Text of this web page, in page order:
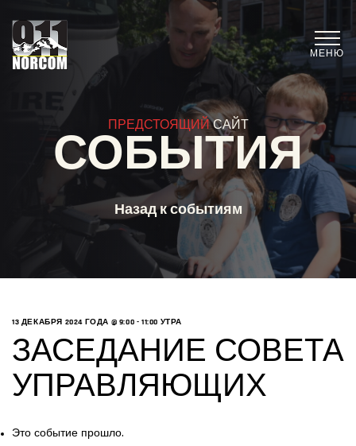
МЕНЮ
ПРЕДСТОЯЩИЙСАЙТ
СОБЫТИЯ
Назад к событиям
13 ДЕКАБРЯ 2024 ГОДА @ 9:00 -11:00 УТРА
ЗАСЕДАНИЕ СОВЕТА
УПРАВЛЯЮЩИХ
Это событие прошло.